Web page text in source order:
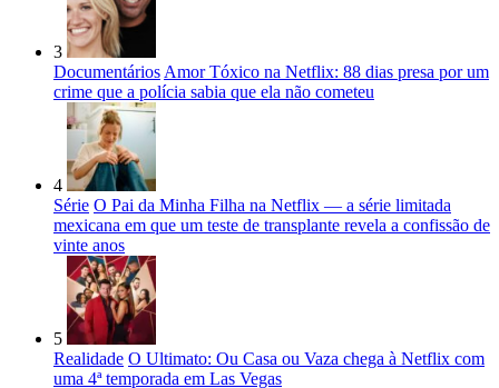
3
Documentários Amor Tóxico na Netflix: 88 dias presa por um
crime que a polícia sabia que ela não cometeu
4
Série O Pai da Minha Filha na Netflix — a série limitada
mexicana em que um teste de transplante revela a confissão de
vinte anos
5
Realidade O Ultimato: Ou Casa ou Vaza chega à Netflix com
uma 4ª temporada em Las Vegas